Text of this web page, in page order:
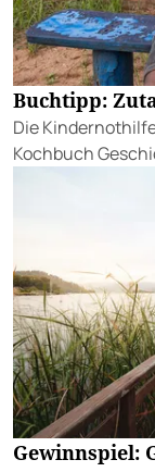
Buchtipp:
Die
Kochbuch
Gewinnspiel: